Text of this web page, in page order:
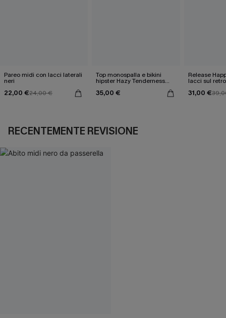
Pareo midi con lacci laterali
neri
22,00 €24,00 €
Top monospalla e bikini
hipster Hazy Tenderness
35,00 €
Release
lacci sul
31,00 €
RECENTEMENTE REVISIONE